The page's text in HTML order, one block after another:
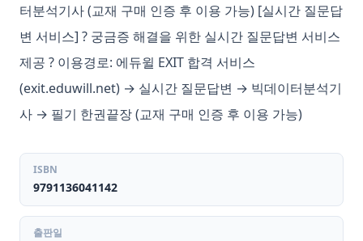
터분석기사 (교재 구매 인증 후 이용 가능) [실시간 질문답
변 서비스] ? 궁금증 해결을 위한 실시간 질문답변 서비스
제공 ? 이용경로: 에듀윌 EXIT 합격 서비스
(exit.eduwill.net) → 실시간 질문답변 → 빅데이터분석기
사 → 필기 한권끝장 (교재 구매 인증 후 이용 가능)
ISBN
9791136041142
출판일